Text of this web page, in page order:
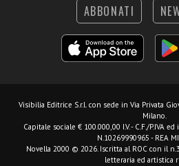
ABBONATI
Visibilia Editrice S.r.l. con sede in Via Privata
Milano.
Capitale sociale € 100.000,00 I.V. - C.F./P.IVA
N.10269990965 - REA
Novella 2000 © 2026. Iscritta al ROC con il
letteraria ed artistica